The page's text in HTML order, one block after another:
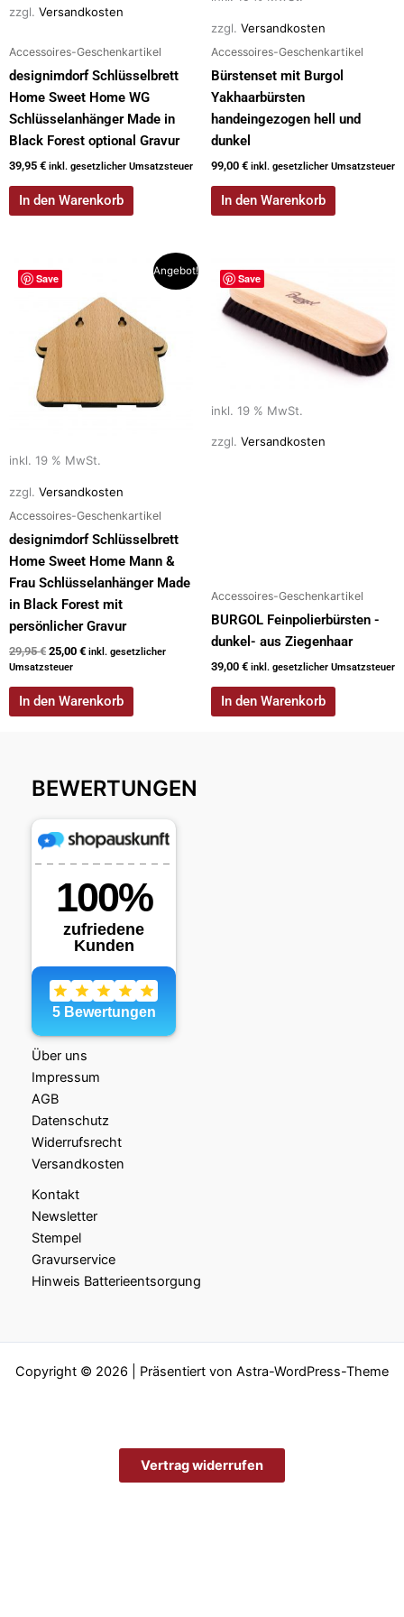
zzgl. Versandkosten
Accessoires-Geschenkartikel
designimdorf Schlüsselbrett
Home Sweet Home WG
Schlüsselanhänger Made in
Black Forest optional Gravur
39,95 € inkl. gesetzlicher Umsatzsteuer
In den Warenkorb
zzgl. Versandkosten
Accessoires-Geschenkartikel
Bürstenset mit Burgol
Yakhaarbürsten
handeingezogen hell und
dunkel
99,00 € inkl. gesetzlicher Umsatzsteuer
In den Warenkorb
Save
Angebot!
inkl. 19 % MwSt.
zzgl. Versandkosten
Accessoires-Geschenkartikel
designimdorf Schlüsselbrett
Home Sweet Home Mann &
Frau Schlüsselanhänger Made
in Black Forest mit
persönlicher Gravur
29,95€
Preis
29,95 €
25,00 €
ist:
25,00 €.
inkl. gesetzlicher
Umsatzsteuer
In den Warenkorb
Save
inkl. 19 % MwSt.
zzgl. Versandkosten
Accessoires-Geschenkartikel
BURGOL Feinpolierbürsten -
dunkel- aus Ziegenhaar
39,00 € inkl. gesetzlicher Umsatzsteuer
In den Warenkorb
BEWERTUNGEN
Über uns
Impressum
AGB
Datenschutz
Widerrufsrecht
Versandkosten
Kontakt
Newsletter
Stempel
Gravurservice
Hinweis Batterieentsorgung
Copyright © 2026 | Präsentiert von Astra-WordPress-Theme
Vertrag widerrufen